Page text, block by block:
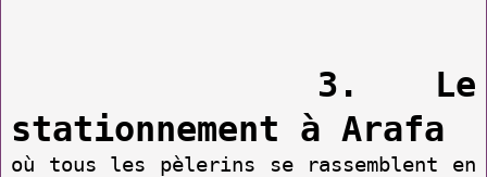
3. Le
stationnement à Arafa
où tous les pèlerins se rassemblent en